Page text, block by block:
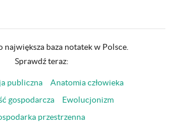
największa baza notatek w Polsce.
Sprawdź teraz:
publiczna
Anatomia człowieka
gospodarcza
Ewolucjonizm
przestrzenna